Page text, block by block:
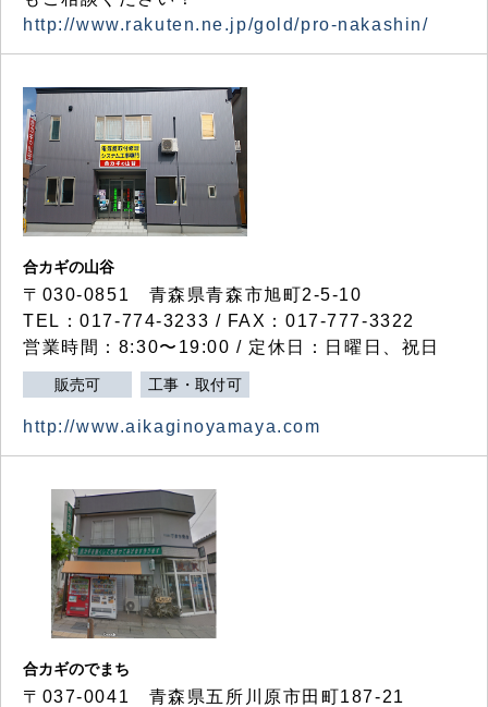
http://www.rakuten.ne.jp/gold/pro-nakashin/
合カギの山谷
〒030-0851 青森県青森市旭町2-5-10
TEL：017-774-3233 / FAX：017-777-3322
営業時間：8:30〜19:00 / 定休日：日曜日、祝日
販売可 工事・取付可
http://www.aikaginoyamaya.com
合カギのでまち
〒037-0041 青森県五所川原市田町187-21